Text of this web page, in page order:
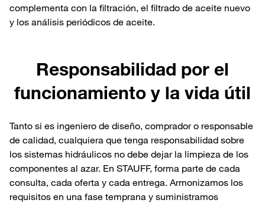
complementa con la filtración, el filtrado de aceite nuevo
y los análisis periódicos de aceite.
Responsabilidad por el
funcionamiento y la vida útil
Tanto si es ingeniero de diseño, comprador o responsable
de calidad, cualquiera que tenga responsabilidad sobre
los sistemas hidráulicos no debe dejar la limpieza de los
componentes al azar. En STAUFF, forma parte de cada
consulta, cada oferta y cada entrega. Armonizamos los
requisitos en una fase temprana y suministramos